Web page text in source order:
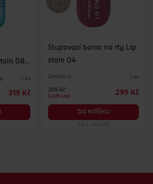
08
1 ks
319 Kč
Slupovací barva na rty Lip
stain 04
Dermacol 1 ks
209 Kč
CLUB cena 299 Kč
DO KOŠÍKU
Obj. č.: 1502459